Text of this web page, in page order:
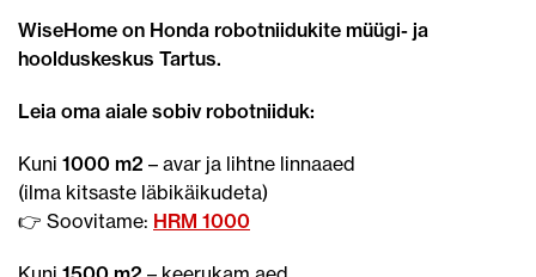
WiseHome on Honda robotniidukite müügi- ja
hoolduskeskus Tartus.
Leia oma aiale sobiv robotniiduk:
Kuni 1000 m2 – avar ja lihtne linnaaed
(ilma kitsaste läbikäikudeta)
👉 Soovitame: HRM 1000